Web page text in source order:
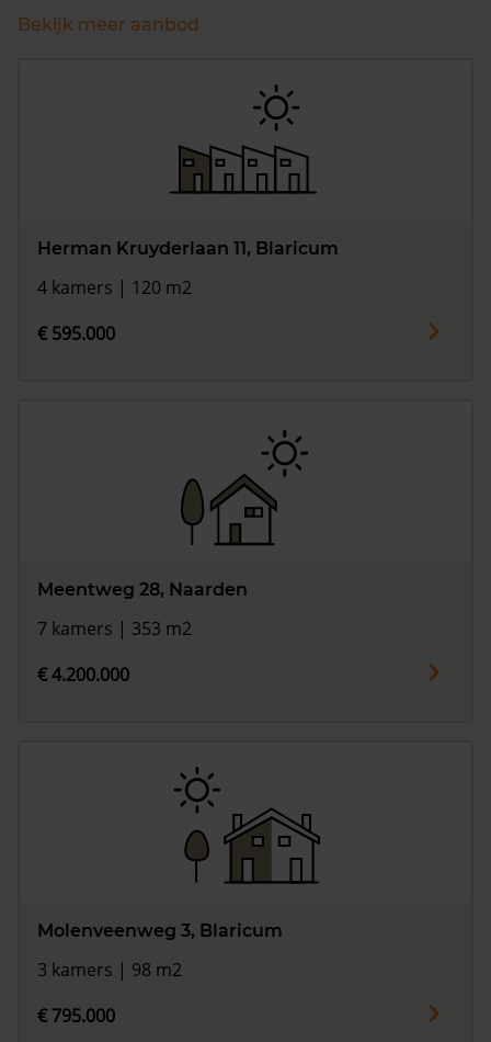
Bekijk meer aanbod
Herman Kruyderlaan 11, Blaricum
4 kamers | 120 m2
€ 595.000
Meentweg 28, Naarden
7 kamers | 353 m2
€ 4.200.000
Molenveenweg 3, Blaricum
3 kamers | 98 m2
€ 795.000